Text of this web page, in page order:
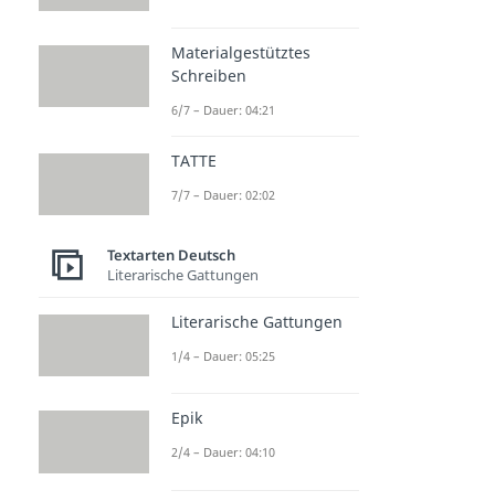
Materialgestütztes
Schreiben
6/7 – Dauer: 04:21
TATTE
7/7 – Dauer: 02:02
Textarten Deutsch
Literarische Gattungen
Literarische Gattungen
1/4 – Dauer: 05:25
Epik
2/4 – Dauer: 04:10